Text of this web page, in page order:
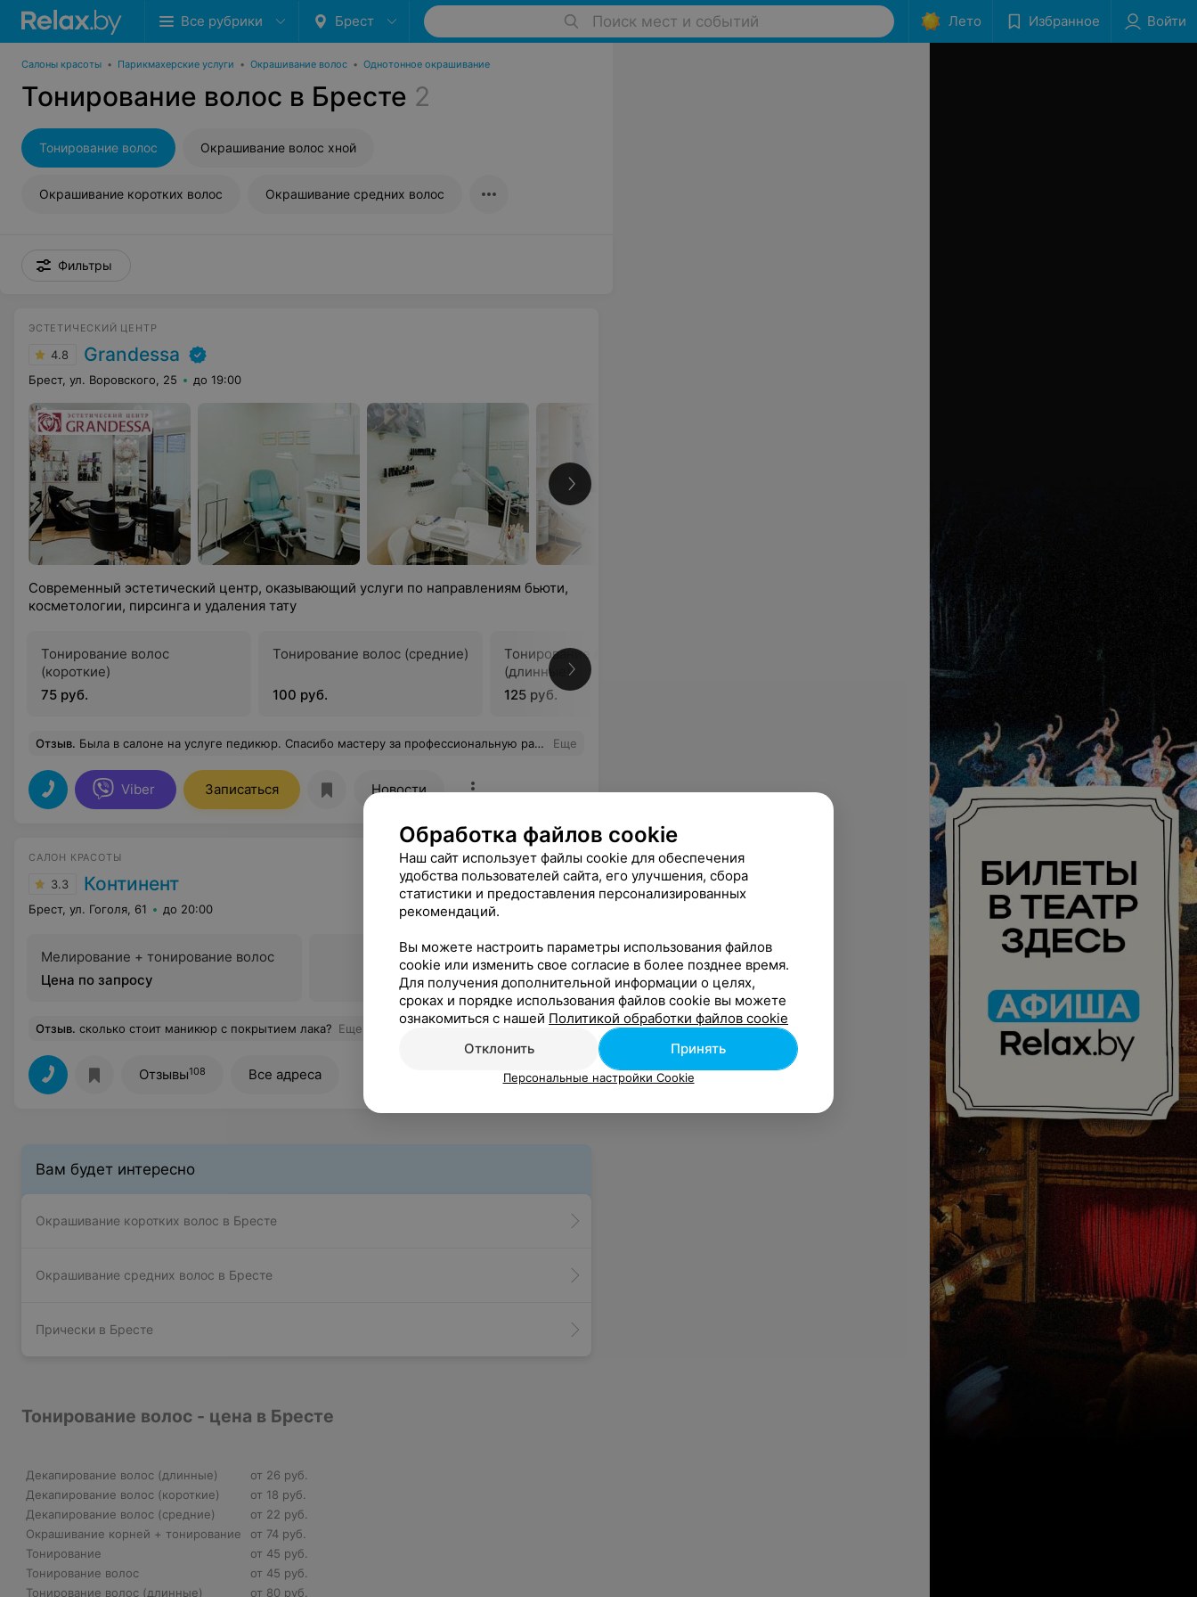
Все рубрики Брест Поиск мест и событий Лето Избранное Войти
Салоны красоты • Парикмахерские услуги • Окрашивание волос • Однотонное окрашивание
Тонирование волос в Бресте 2
Тонирование волос Окрашивание волос хной
Окрашивание коротких волос Окрашивание средних волос
Фильтры
ЭСТЕТИЧЕСКИЙ ЦЕНТР
4.8 Grandessa
Брест, ул. Воровского, 25 до 19:00
Современный эстетический центр, оказывающий услуги по направлениям бьюти,
косметологии, пирсинга и удаления тату
Тонирование волос
(короткие)
75 руб.
Тонирование волос (средние)
100 руб.
Тонирование волос
(длинные)
125 руб.
Отзыв. Была в салоне на услуге педикюр. Спасибо мастеру за профессиональную работу! Я осталась очень давольно результатом. Еще
Viber Записаться Новости
САЛОН КРАСОТЫ
3.3 Континент
Брест, ул. Гоголя, 61 до 20:00
Мелирование + тонирование волос
Цена по запросу
Все цены
Отзыв. сколько стоит маникюр с покрытием лака? Еще
Отзывы108 Все адреса
Вам будет интересно
Окрашивание коротких волос в Бресте
Окрашивание средних волос в Бресте
Прически в Бресте
Тонирование волос - цена в Бресте
Декапирование волос (длинные)
от 26 руб.
Декапирование волос (короткие)
от 18 руб.
Декапирование волос (средние)
от 22 руб.
Окрашивание корней + тонирование
от 74 руб.
Тонирование
от 45 руб.
Тонирование волос
от 45 руб.
Тонирование волос (длинные)
от 80 руб.
Обработка файлов cookie
Наш сайт использует файлы cookie для обеспечения
удобства пользователей сайта, его улучшения, сбора
статистики и предоставления персонализированных
рекомендаций.
Вы можете настроить параметры использования файлов
cookie или изменить свое согласие в более позднее время.
Для получения дополнительной информации о целях,
сроках и порядке использования файлов cookie вы можете
ознакомиться с нашей Политикой обработки файлов cookie
Отклонить
Принять
Персональные настройки Cookie